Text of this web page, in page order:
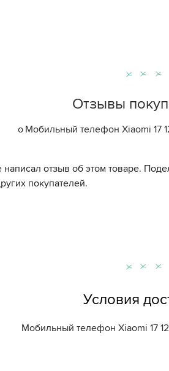
Отзывы
о Мобильный телефон Xiaomi 17
отзыв об этом товаре.
покупателей.
Условия
Мобильный телефон Xiaomi 17